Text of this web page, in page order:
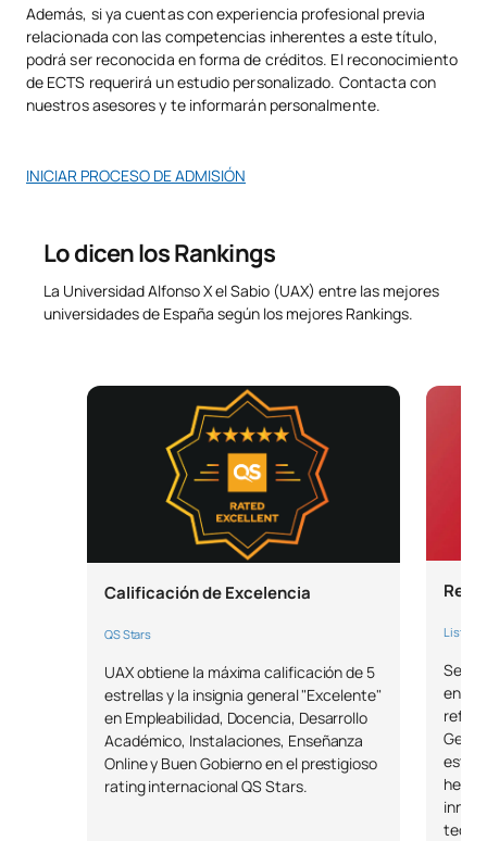
Además, si ya cuentas con experiencia profesional previa
relacionada con las competencias inherentes a este título,
podrá ser reconocida en forma de créditos. El reconocimiento
de ECTS requerirá un estudio personalizado. Contacta con
nuestros asesores y te informarán personalmente.
INICIAR PROCESO DE ADMISIÓN
Lo dicen los Rankings
La Universidad Alfonso X el Sabio (UAX) entre las mejores
universidades de España según los mejores Rankings.
Calificación de Excelencia
QS Stars
UAX obtiene la máxima calificación de 5
estrellas y la insignia general "Excelente"
en Empleabilidad, Docencia, Desarrollo
Académico, Instalaciones, Enseñanza
Online y Buen Gobierno en el prestigioso
rating internacional QS Stars.
Lista
en el